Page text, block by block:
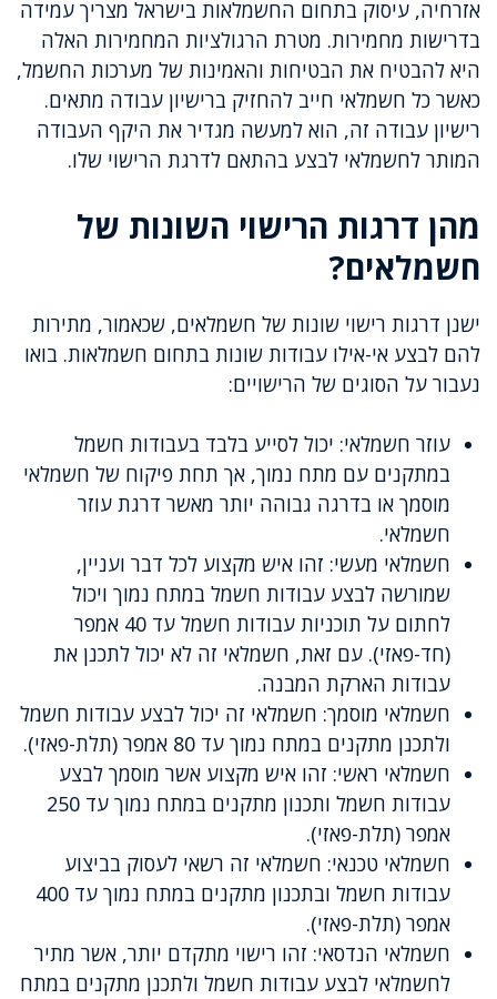
אזרחיה, עיסוק בתחום החשמלאות בישראל מצריך עמידה
בדרישות מחמירות. מטרת הרגולציות המחמירות האלה
היא להבטיח את הבטיחות והאמינות של מערכות החשמל,
כאשר כל חשמלאי חייב להחזיק ברישיון עבודה מתאים.
רישיון עבודה זה, הוא למעשה מגדיר את היקף העבודה
המותר לחשמלאי לבצע בהתאם לדרגת הרישוי שלו.
מהן דרגות הרישוי השונות של
חשמלאים?
ישנן דרגות רישוי שונות של חשמלאים, שכאמור, מתירות
להם לבצע אי-אילו עבודות שונות בתחום חשמלאות. בואו
נעבור על הסוגים של הרישויים:
עוזר חשמלאי: יכול לסייע בלבד בעבודות חשמל
במתקנים עם מתח נמוך, אך תחת פיקוח של חשמלאי
מוסמך או בדרגה גבוהה יותר מאשר דרגת עוזר
חשמלאי.
חשמלאי מעשי: זהו איש מקצוע לכל דבר ועניין,
שמורשה לבצע עבודות חשמל במתח נמוך ויכול
לחתום על תוכניות עבודות חשמל עד 40 אמפר
(חד-פאזי). עם זאת, חשמלאי זה לא יכול לתכנן את
עבודות הארקת המבנה.
חשמלאי מוסמך: חשמלאי זה יכול לבצע עבודות חשמל
ולתכנן מתקנים במתח נמוך עד 80 אמפר (תלת-פאזי).
חשמלאי ראשי: זהו איש מקצוע אשר מוסמך לבצע
עבודות חשמל ותכנון מתקנים במתח נמוך עד 250
אמפר (תלת-פאזי).
חשמלאי טכנאי: חשמלאי זה רשאי לעסוק בביצוע
עבודות חשמל ובתכנון מתקנים במתח נמוך עד 400
אמפר (תלת-פאזי).
חשמלאי הנדסאי: זהו רישוי מתקדם יותר, אשר מתיר
לחשמלאי לבצע עבודות חשמל ולתכנן מתקנים במתח